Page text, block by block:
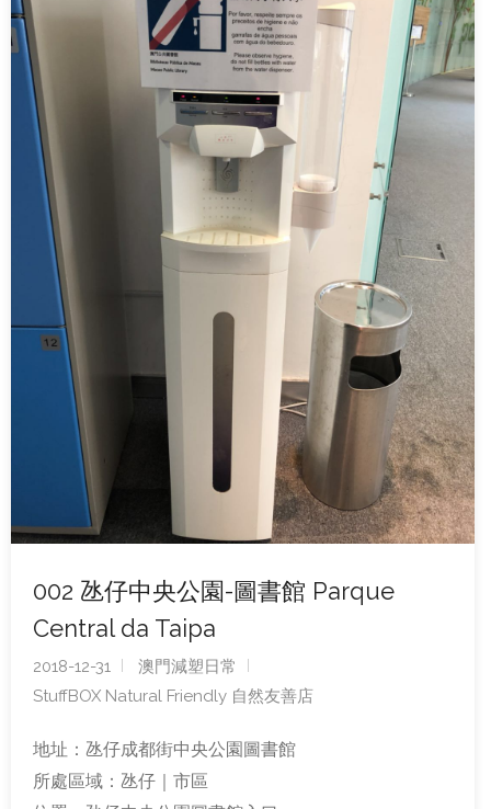
002 氹仔中央公園-圖書館 Parque
Central da Taipa
2018-12-31
澳門減塑日常
StuffBOX Natural Friendly 自然友善店
地址：氹仔成都街中央公園圖書館
所處區域：氹仔｜市區